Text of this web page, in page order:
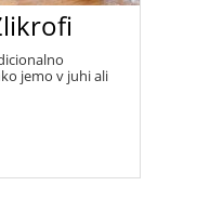
jemo v juhi ali